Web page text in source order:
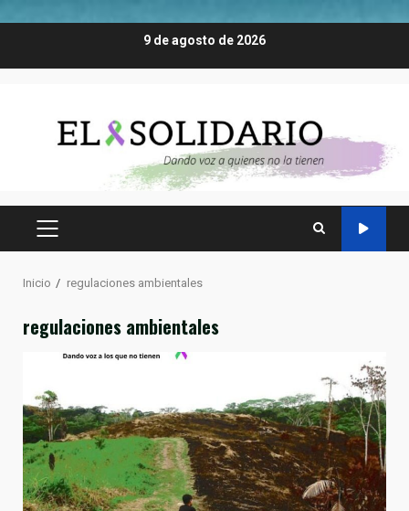
9 de agosto de 2026
MENÚ
Inicio regulaciones ambientales
regulaciones ambientales